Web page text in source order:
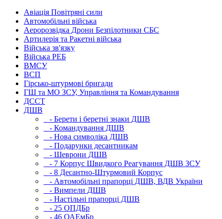
Авіація Повітряні сили
Автомобільні війська
Аеророзвідка Дрони Безпілотники СБС
Артилерія та Ракетні війська
Війська зв'язку
Війська РЕБ
ВМСУ
ВСП
Гірсько-штурмові бригади
ГШ та МО ЗСУ, Управління та Командування
ДССТ
ДШВ
- Берети і беретні знаки ДШВ
- Командування ДШВ
- Нова символіка ДШВ
- Подарунки десантникам
- Шеврони ДШВ
- 7 Корпус Швидкого Реагування ДШВ ЗСУ
- 8 Десантно-Штурмовий Корпус
- Автомобільні прапорці ДШВ, ВДВ України
- Вимпели ДШВ
- Настільні прапорці ДШВ
- 25 ОПДБр
- 46 ОАЕмБр